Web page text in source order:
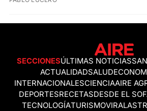
SECCIONESÚLTIMAS NOTICIAS
ACTUALIDADSALUD
INTERNACIONALESCIENCIAAIRE
DEPORTESRECETASDESDE EL
TECNOLOGÍATURISMOVIRAL